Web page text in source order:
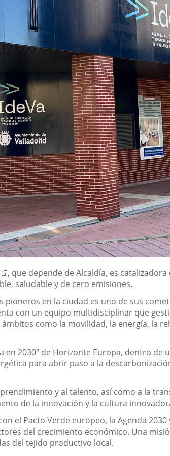
Enlace
a
aplicación
externa.
, que depende de Alcaldía, es
saludable y de cero emisiones.
en la ciudad es uno de sus
con un equipo multidisciplinar que
como la movilidad, la energía, la
2030" de Horizonte Europa, dentro de
para abrir paso a la
y al talento, así como a la
de la innovación y la cultura
el Pacto Verde europeo, la Agenda
del crecimiento económico. Una
del tejido productivo local.